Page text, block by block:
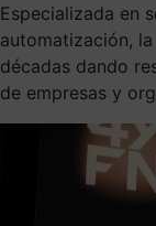
Especializada en
automatización,
décadas dando
de empresas y